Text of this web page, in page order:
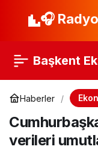
🎧
Başkent
Haberler
verileri
Uzmanlar
Kademeli
normalleşme